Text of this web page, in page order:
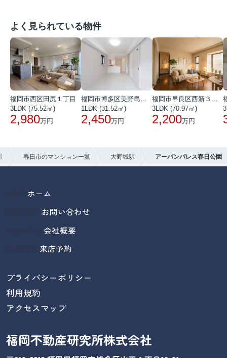
よく見られている物件
福岡市西区田尻１丁目
3LDK (75.52㎡)
2,980万円
福岡市博多区美野島３丁目
1LDK (31.52㎡)
2,450万円
福岡市早良区西新３丁目
3LDK (70.97㎡)
2,200万円
春日市のマンション一覧 大野城駅 アーバンパレス春日公園
HOMEホーム
CONTACTお問い合わせ
ABOUT US会社概要
RESERVE来店予約
プライバシーポリシー
利用規約
アクセスマップ
福岡不動産研究所株式会社